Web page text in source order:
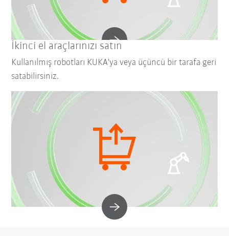
İkinci el araçlarınızı satın
Kullanılmış robotları KUKA'ya veya üçüncü bir tarafa geri
satabilirsiniz.